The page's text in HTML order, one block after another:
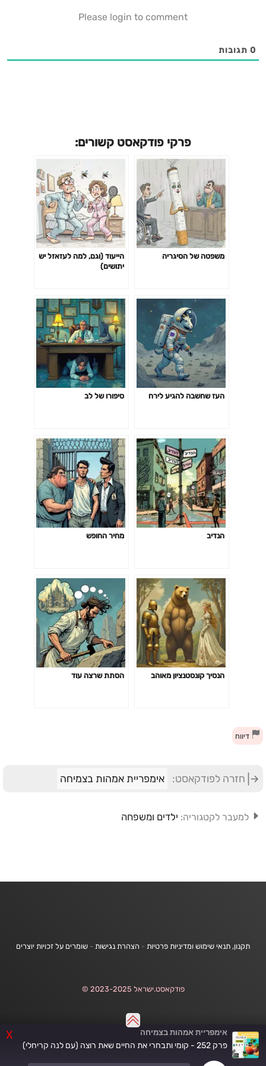
X אימפריית אמהות בצמיחה
פרק 252 - קומי ותבחרי את החיים שאת רוצה (עם לנה קריחלי)
Please login to comment
0 תגובות
פרקי פודקאסט קשורים:
משפטה של הסיגריה
הייעוד (וגם, למה לעזאזל יש
יתושים)
העז שחשבה להגיע לירח סיפורו של לב
הנדיב מחיר החופש
הנסיך קונסטנציון מאוהב הסתת שרצה עוד
דיווח
חזרה לפודקאסט: אימפריית אמהות בצמיחה
למעבר לקטגוריה: ילדים ומשפחה
תקנון, תנאי שימוש ומדיניות פרטיות - הצהרת נגישות - שומרים על זכויות יוצרים
פודקאסט.ישראל 2023-2025 ©